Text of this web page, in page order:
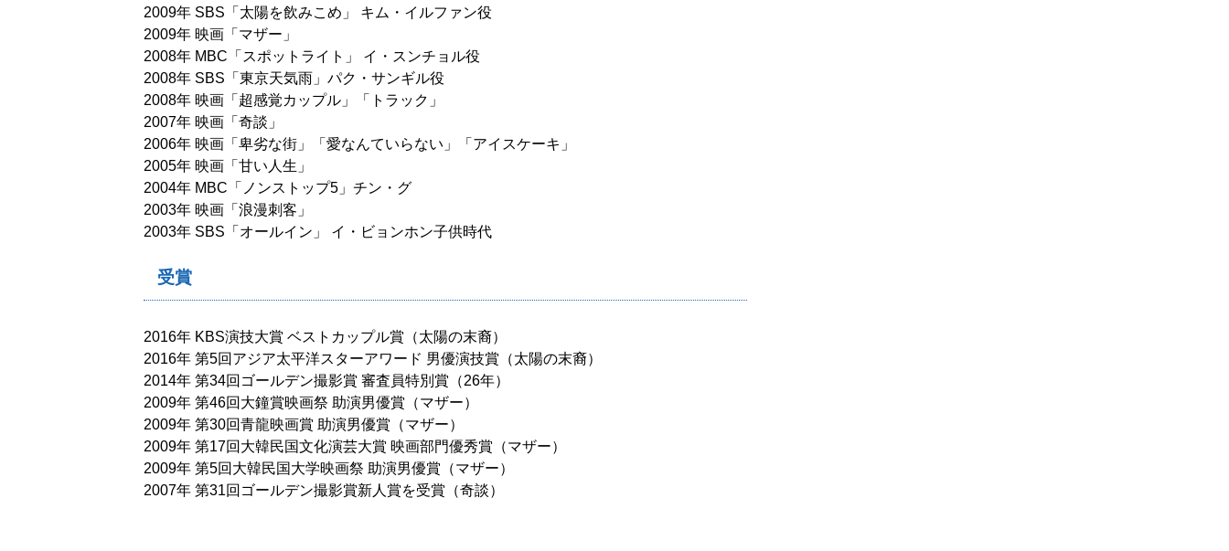
2009年 SBS「太陽を飲みこめ」 キム・イルファン役
2009年 映画「マザー」
2008年 MBC「スポットライト」 イ・スンチョル役
2008年 SBS「東京天気雨」パク・サンギル役
2008年 映画「超感覚カップル」「トラック」
2007年 映画「奇談」
2006年 映画「卑劣な街」「愛なんていらない」「アイスケーキ」
2005年 映画「甘い人生」
2004年 MBC「ノンストップ5」チン・グ
2003年 映画「浪漫刺客」
2003年 SBS「オールイン」 イ・ビョンホン子供時代
受賞
2016年 KBS演技大賞 ベストカップル賞（太陽の末裔）
2016年 第5回アジア太平洋スターアワード 男優演技賞（太陽の末裔）
2014年 第34回ゴールデン撮影賞 審査員特別賞（26年）
2009年 第46回大鐘賞映画祭 助演男優賞（マザー）
2009年 第30回青龍映画賞 助演男優賞（マザー）
2009年 第17回大韓民国文化演芸大賞 映画部門優秀賞（マザー）
2009年 第5回大韓民国大学映画祭 助演男優賞（マザー）
2007年 第31回ゴールデン撮影賞新人賞を受賞（奇談）